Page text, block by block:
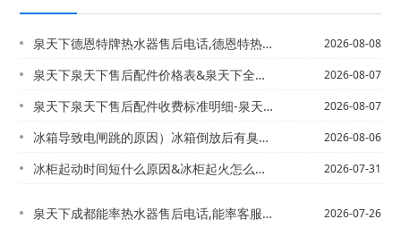
泉天下德恩特牌热水器售后电话,德恩特热水器价格查询`德而乐施热水器电话,德而乐施... 2026-08-08
泉天下泉天下售后配件价格表&泉天下全国售后电话2027更新 2026-08-07
泉天下泉天下售后配件收费标准明细-泉天下售后维修网点查询2027年最新收费标准 2026-08-07
冰箱导致电闸跳的原因）冰箱倒放后有臭味怎么处理 2026-08-06
冰柜起动时间短什么原因&冰柜起火怎么回事 2026-07-31
泉天下成都能率热水器售后电话,能率客服电话_成都能率热水器售后维修电话,能率热水... 2026-07-26